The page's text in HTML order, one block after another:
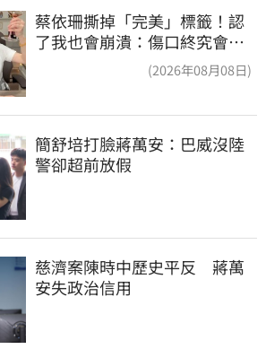
蔡依珊撕掉「完美」標籤！認
了我也會崩潰：傷口終究會癒
(2026年08月08日)
簡舒培打臉蔣萬安：巴威沒陸
警卻超前放假
慈濟案陳時中歷史平反　蔣萬
安失政治信用